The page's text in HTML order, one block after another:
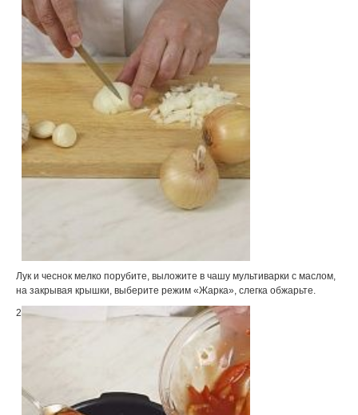
Лук и чеснок мелко порубите, выложите в чашу мультиварки с маслом,
на закрывая крышки, выберите режим «Жарка», слегка обжарьте.
2